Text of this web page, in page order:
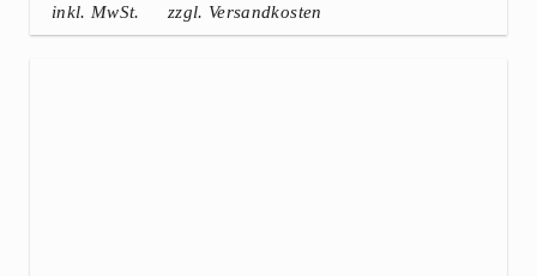
inkl. MwSt. zzgl. Versandkosten